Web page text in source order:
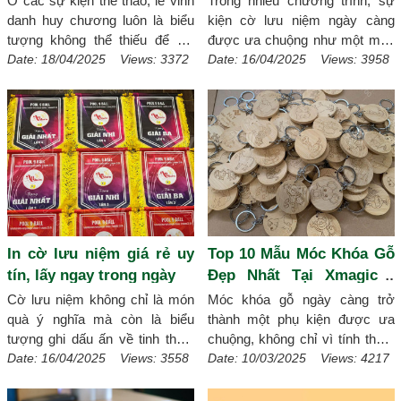
hợp với không gian của mình.
[Chi tiết]
danh huy chương luôn là biểu
tượng không thể thiếu để ghi
nhận thành tích và tôn vinh cá
đang tìm kiếm địa chỉ in huy
chương giá rẻ, uy tín và chất
lượng, Xmagic là lựa chọn đáng
tin cậy – nơi chuyên cung cấp
các sản phẩm vinh danh chất
lượng cao theo yêu cầu của
khách hàng.[Chi tiết]
Date: 18/04/2025 Views: 3372
kiện cờ lưu niệm ngày càng
được ưa chuộng như một món
quà tặng mang tính biểu trưng
không chỉ là vật phẩm trang trí
mà còn là minh chứng cho sự
tham gia, cống hiến hoặc thành
tựu đạt được. Cờ lưu niệm giúp
lưu giữ kỷ niệm, thể hiện sự
trân trọng và góp phần làm nổi
bật sự chuyên nghiệp trong tổ
chức sự kiện. Vậy cờ lưu niệm
phù hợp với những chương
trình nào? Và mang ý nghĩa gì?
Hãy cùng Xmagic khám phá chi
tiết qua bài viết dưới đây! [Chi
tiết]
Date: 16/04/2025 Views: 3958
In cờ lưu niệm giá rẻ uy
tín, lấy ngay trong ngày
Cờ lưu niệm không chỉ là món
quà ý nghĩa mà còn là biểu
tượng ghi dấu ấn về tinh thần,
nỗ lực và sự ghi nhận trong các
thể thao. Xmagic địa chỉ in cờ
Date: 16/04/2025 Views: 3558
Top 10 Mẫu Móc Khóa Gỗ
Đẹp Nhất Tại Xmagic -
Khắc Nội Dung Theo Yêu
Cầu
Móc khóa gỗ ngày càng trở
thành một phụ kiện được ưa
chuộng, không chỉ vì tính thẩm
mỹ mà còn bởi độ bền và khả
Date: 10/03/2025 Views: 4217